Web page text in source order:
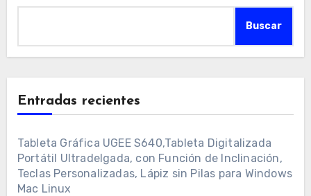
Buscar
Entradas recientes
Tableta Gráfica UGEE S640,Tableta Digitalizada
Portátil Ultradelgada, con Función de Inclinación,
Teclas Personalizadas, Lápiz sin Pilas para Windows
Mac Linux